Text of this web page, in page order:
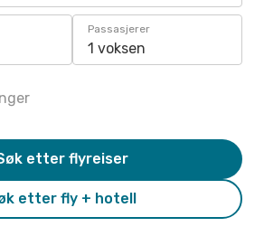
Passasjerer
1 voksen
etter fly + hotell
etter flyreiser